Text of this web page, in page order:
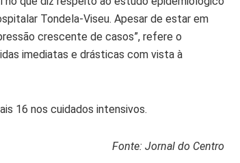
Tondela-Viseu. Apesar de estar em
crescente de casos”, refere o
imediatas e drásticas com vista à
16 nos cuidados intensivos.
Fonte: Jornal do Centro